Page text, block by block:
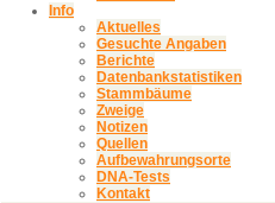
Info
Aktuelles
Gesuchte Angaben
Berichte
Datenbankstatistiken
Stammbäume
Zweige
Notizen
Quellen
Aufbewahrungsorte
DNA-Tests
Kontakt